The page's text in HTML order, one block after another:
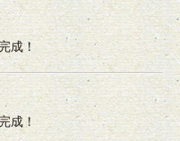
成！
成！